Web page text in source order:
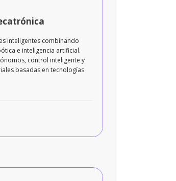
inteligentes combinando
e inteligencia artificial.
control inteligente y
basadas en tecnologías